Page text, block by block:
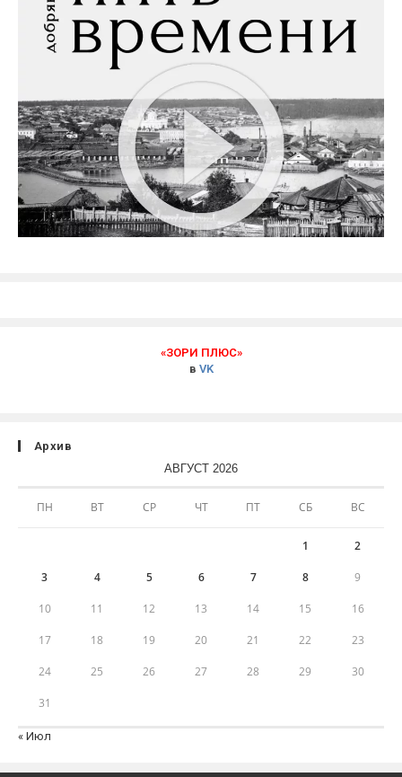
«ЗОРИ ПЛЮС»
в VK
Архив
АВГУСТ 2026
ПН ВТ СР ЧТ ПТ СБ ВС
1 2
3 4 5 6 7 8 9
10 11 12 13 14 15 16
17 18 19 20 21 22 23
24 25 26 27 28 29 30
31
« Июл